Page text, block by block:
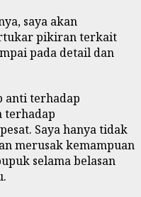
saya akan
pikiran terkait
pada detail dan
anti terhadap
terhadap
Saya hanya tidak
merusak kemampuan
selama belasan